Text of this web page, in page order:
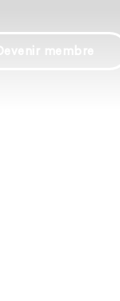
Devenir membre